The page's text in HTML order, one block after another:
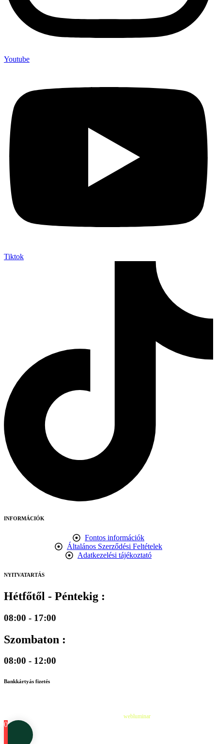
Youtube
Tiktok
INFORMÁCIÓK
Fontos információk
Általános Szerződési Feltételek
Adatkezelési tájékoztató
NYITVATARTÁS
Hétfőtől - Péntekig :
08:00 - 17:00
Szombaton :
08:00 - 12:00
Bankkártyás fizetés
webluminar
0